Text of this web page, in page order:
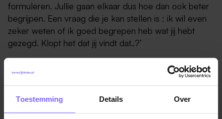
Toestemming Details Over
formuleren. Jullie gaan elkaar dus hoe dan ook beter
begrijpen. Een vraag die je kan stellen is : ik wil even
zeker weten of ik goed begrepen heb wat jij hebt
gezegd. Klopt het dat jij vindt dat..?’
Schiet niet in de verdediging